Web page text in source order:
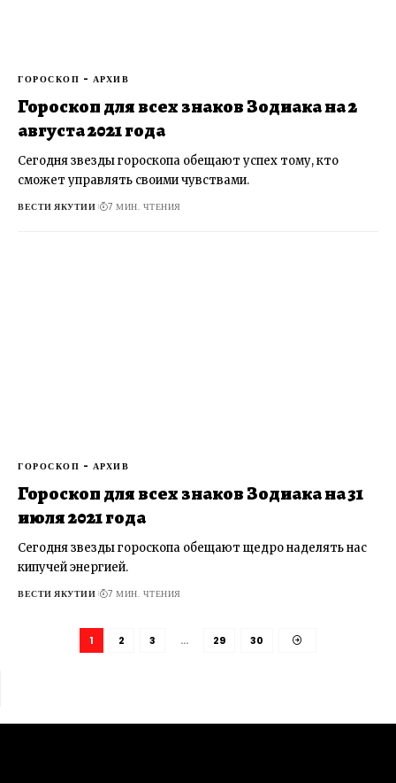
ГОРОСКОП - АРХИВ
Гороскоп для всех знаков Зодиака на 2
августа 2021 года
Сегодня звезды гороскопа обещают успех тому, кто
сможет управлять своими чувствами.
ВЕСТИ ЯКУТИИ 7 МИН. ЧТЕНИЯ
ГОРОСКОП - АРХИВ
Гороскоп для всех знаков Зодиака на 31
июля 2021 года
Сегодня звезды гороскопа обещают щедро наделять нас
кипучей энергией.
ВЕСТИ ЯКУТИИ 7 МИН. ЧТЕНИЯ
1 2 3 … 29 30